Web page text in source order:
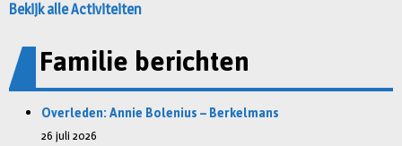
Bekijk alle Activiteiten
Familie berichten
Overleden: Annie Bolenius – Berkelmans
26 juli 2026